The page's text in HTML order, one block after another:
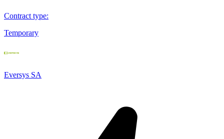
Contract type:
Temporary
Eversys SA